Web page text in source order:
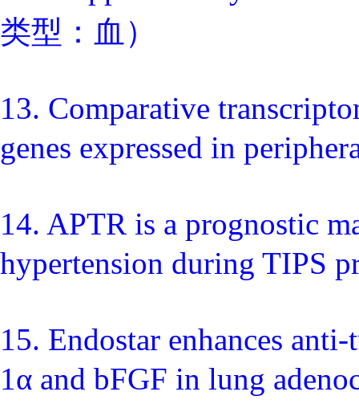
类型：血）
13. Comparative
genes expressed in
14. APTR is a prognostic
hypertension during TIPS
15. Endostar enhances
1α and bFGF in lung